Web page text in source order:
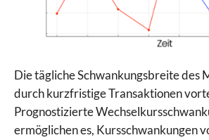
Die tägliche Schwankungsbreite des
durch kurzfristige Transaktionen
Prognostizierte
ermöglichen es, Kursschwankungen